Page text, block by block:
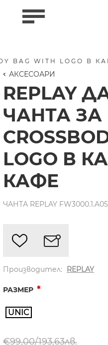
BAG WITH LOGO В
АКСЕСОАРИ
REPLAY
ЧАНТА
LOGO В
КАФЕ
ЧАНТА REPLAY
Производител: REPLAY
РАЗМЕР *
UNIC
€99,00/193,63лв.